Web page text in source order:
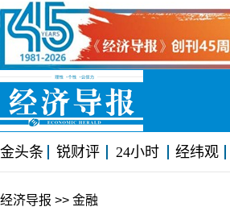
金头条 锐财评 24小时 经纬观
经济导报 >> 金融